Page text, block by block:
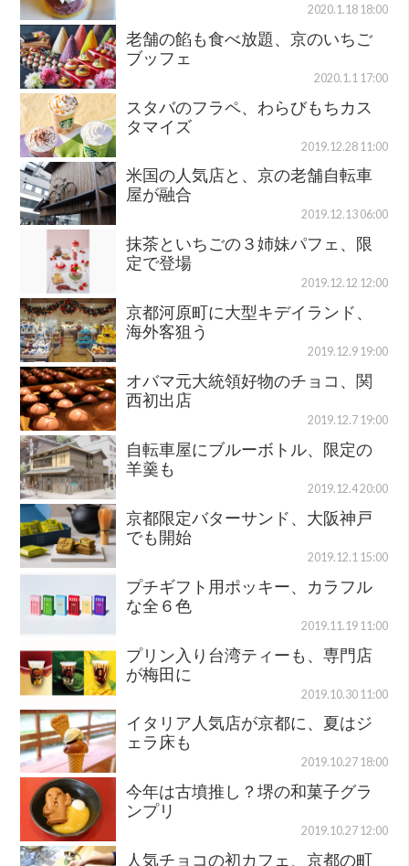
2020.1.18 18:00
老舗の餡も食べ放題、京のいちご
ブッフェ
2020.1.1 17:00
スタバのフラペ、わらびもちカス
タマイズ
2019.12.28 11:00
米国の人気店と、京の老舗自転車
屋が融合
2019.12.13 06:00
抹茶といちごの３姉妹パフェ、限
定で登場
2019.12.12 12:00
京都河原町に大型キデイランド、
海外客狙う
2019.12.9 19:00
オバマ元大統領好物のチョコ、関
西初出店
2019.12.7 19:00
自転車屋にブルーボトル、限定の
羊羹も
2019.12.4 20:00
京都限定バターサンド、大阪神戸
でも開始
2019.12.1 15:00
プチギフト用ポッキー、カラフル
な全６色
2019.11.19 11:00
プリン入り台湾ティーも、専門店
が梅田に
2019.10.30 11:00
イタリア人気店が京都に、夏はジ
ェラ床も
2019.10.27 18:00
今年は古墳推し？堺の和菓子グラ
ンプリ
2019.10.27 12:00
人気チョコの初カフェ、京都の町